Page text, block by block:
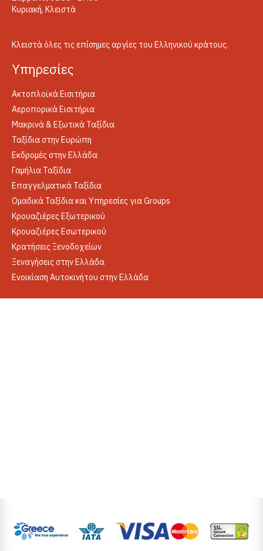
Κυριακή, Κλειστά
Κλειστά όλες τις επίσημες αργίες του Ελληνικού κράτους.
Yπηρεσίες
Ακτοπλοϊκά Εισιτήρια
Αεροπορικά Εισιτήρια
Μακρινά & Εξωτικά Ταξίδια
Ταξίδια στην Ευρώπη
Εκδρομές στην Ελλάδα
Γαμήλια Ταξίδια
Επαγγελματικά Ταξίδια
Ομαδικά Ταξίδια και Υπηρεσίες για Groups
Κρουαζιέρες Εξωτερικού
Κρουαζιέρες Εσωτερικού
Κρατήσεις Ξενοδοχείων
Ξεναγήσεις στην Ελλάδα
Ενοικίαση Αυτοκινήτου στην Ελλάδα